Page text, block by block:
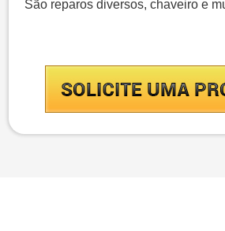
​São reparos diversos, chaveiro e